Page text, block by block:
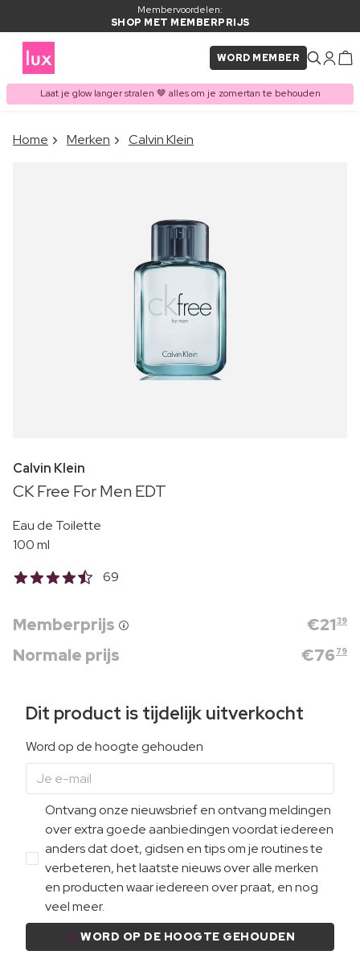
Membervoordelen:
SHOP MET MEMBERPRIJS
WORD MEMBER
Laat je glow langer stralen 🤎 alles om je zomertan te behouden
ITEM TOEGEVOEGD AAN
Home Merken Calvin Klein
Calvin Klein
CK Free For Men EDT
Eau de Toilette
100 ml
69
Memberprijs €2139
Normale prijs €76 79
Dit product is tijdelijk uitverkocht
Word op de hoogte gehouden
Ontvang onze nieuwsbrief en ontvang meldingen
over extra goede aanbiedingen voordat iedereen
anders dat doet, gidsen en tips om je routines te
verbeteren, het laatste nieuws over alle merken
en producten waar iedereen over praat, en nog
veel meer.
WORD OP DE HOOGTE GEHOUDEN